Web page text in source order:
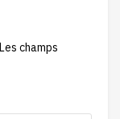
Les champs